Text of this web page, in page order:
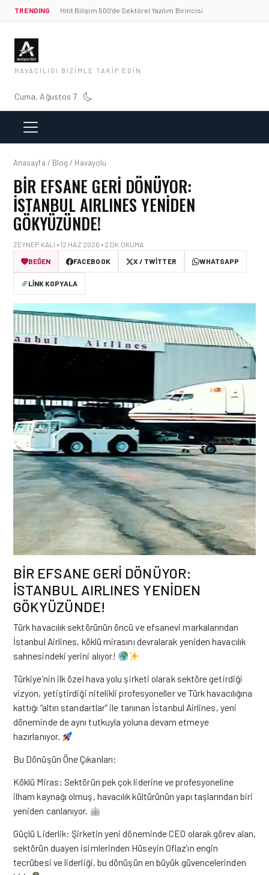
TRENDING Hitit Bilişim 500’de Sektörel Yazılım Birincisi
HAVACILIĞI BIZIMLE TAKIP EDIN
Cuma, Ağustos 7
Anasayfa / Blog / Havayolu
BIR EFSANE GERI DÖNÜYOR:
İSTANBUL AIRLINES YENIDEN
GÖKYÜZÜNDE!
ZEYNEP KALI • 12 HAZ 2026 • 2 DK OKUMA
BEĞEN
FACEBOOK X / TWITTER WHATSAPP
LINK KOPYALA
BİR EFSANE GERİ DÖNÜYOR:
İSTANBUL AIRLINES YENİDEN
GÖKYÜZÜNDE!
Türk havacılık sektörünün öncü ve efsanevi markalarından
İstanbul Airlines, köklü mirasını devralarak yeniden havacılık
sahnesindeki yerini alıyor!
Türkiye’nin ilk özel hava yolu şirketi olarak sektöre getirdiği
vizyon, yetiştirdiği nitelikli profesyoneller ve Türk havacılığına
kattığı “altın standartlar” ile tanınan İstanbul Airlines, yeni
döneminde de aynı tutkuyla yoluna devam etmeye
hazırlanıyor.
Bu Dönüşün Öne Çıkanları:
Köklü Miras: Sektörün pek çok liderine ve profesyoneline
ilham kaynağı olmuş, havacılık kültürünün yapı taşlarından biri
yeniden canlanıyor.
Güçlü Liderlik: Şirketin yeni döneminde CEO olarak görev alan,
sektörün duayen isimlerinden Hüseyin Oflaz’ın engin
tecrübesi ve liderliği, bu dönüşün en büyük güvencelerinden